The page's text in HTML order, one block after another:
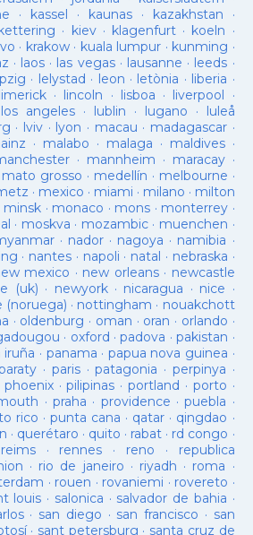
· kassel · kaunas· kazakhstan ·
· kiev· klagenfurt · koeln ·
· krakow· kuala lumpur · kunming ·
· laos· las vegas· lausanne · leeds ·
· lelystad · leon · letònia · liberia ·
limerick· lincoln · lisboa · liverpool ·
los angeles· lublin · lugano · luleå
· lviv · lyon · macau · madagascar·
· malabo · malaga · maldives·
· mannheim · maracay·
mato grosso · medellín · melbourne ·
· mexico · miami · milano · milton
minsk · monaco · mons · monterrey ·
· moskva · mozambic· muenchen ·
· nador · nagoya · namibia ·
· nantes · napoli · natal · nebraska ·
mexico · new orleans· newcastle
(uk) · newyork· nicaragua · nice ·
(noruega) · nottingham · nouakchott
· oldenburg · oman · oran · orlando ·
· oxford ·padova ·pakistan ·
iruña · panama · papua nova guinea ·
· paris·patagonia · perpinya ·
phoenix·pilipinas ·portland · porto ·
·praha · providence ·puebla ·
rico ·punta cana · qatar · qingdao ·
· querétaro · quito · rabat · rd congo ·
reims· rennes · reno · republica
· rio de janeiro · riyadh · roma ·
· rouen · rovaniemi · rovereto ·
louis · salonica · salvador de bahia ·
· san diego · san francisco · san
· sant petersburg · santa cruz de